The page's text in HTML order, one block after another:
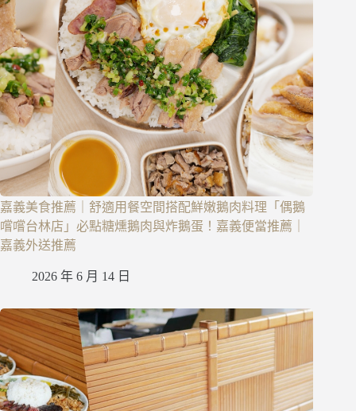
嘉義美食推薦｜舒適用餐空間搭配鮮嫩鵝肉料理「偶鵝
嚐嚐台林店」必點糖燻鵝肉與炸鵝蛋！嘉義便當推薦｜
嘉義外送推薦
2026 年 6 月 14 日